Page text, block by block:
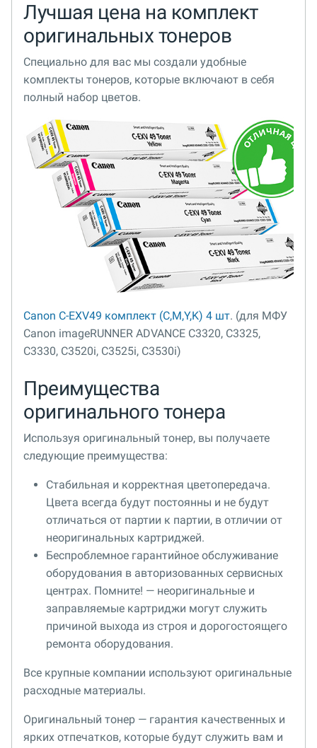
Лучшая цена на комплект
оригинальных тонеров
Специально для вас мы создали удобные
комплекты тонеров, которые включают в себя
полный набор цветов.
Canon C-EXV49 комплект (C,M,Y,K) 4 шт. (для МФУ
Canon imageRUNNER ADVANCE C3320, C3325,
C3330, C3520i, C3525i, C3530i)
Преимущества
оригинального тонера
Используя оригинальный тонер, вы получаете
следующие преимущества:
Стабильная и корректная цветопередача.
Цвета всегда будут постоянны и не будут
отличаться от партии к партии, в отличии от
неоригинальных картриджей.
Беспроблемное гарантийное обслуживание
оборудования в авторизованных сервисных
центрах. Помните! — неоригинальные и
заправляемые картриджи могут служить
причиной выхода из строя и дорогостоящего
ремонта оборудования.
Все крупные компании используют оригинальные
расходные материалы.
Оригинальный тонер — гарантия качественных и
ярких отпечатков, которые будут служить вам и